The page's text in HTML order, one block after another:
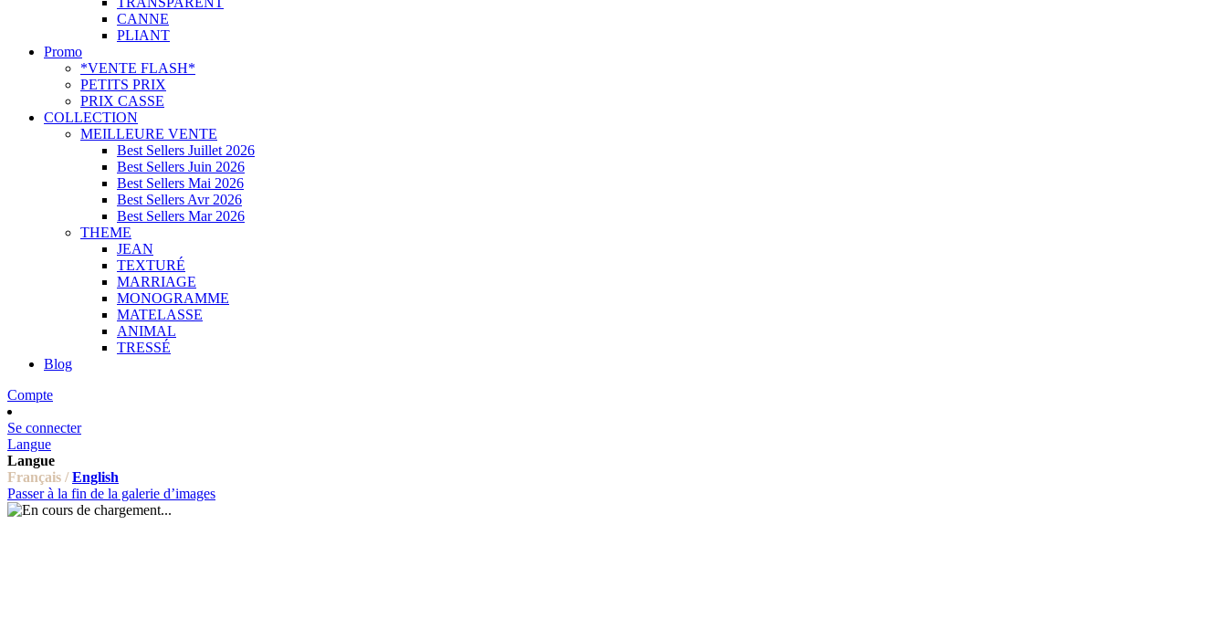
CANNE
PLIANT
Promo
*VENTE FLASH*
PETITS PRIX
PRIX CASSE
COLLECTION
MEILLEURE VENTE
Best Sellers Juillet 2026
Best Sellers Juin 2026
Best Sellers Mai 2026
Best Sellers Avr 2026
Best Sellers Mar 2026
THEME
JEAN
TEXTURÉ
MARRIAGE
MONOGRAMME
MATELASSE
ANIMAL
TRESSÉ
Blog
Compte
Se connecter
Langue
Langue
Français / English
Passer à la fin de la galerie d’images